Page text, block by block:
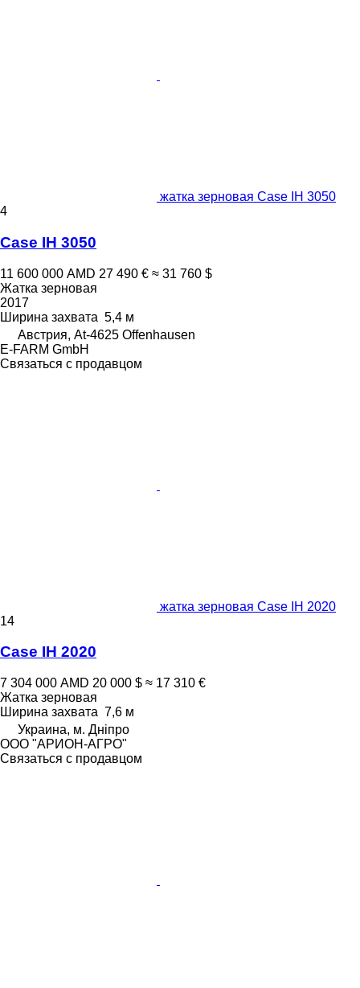
жатка зерновая Case IH 3050
4
Case IH 3050
11 600 000 AMD 27 490 € ≈ 31 760 $
Жатка зерновая
2017
Ширина захвата 5,4 м
Австрия, At-4625 Offenhausen
E-FARM GmbH
Связаться с продавцом
жатка зерновая Case IH 2020
14
Case IH 2020
7 304 000 AMD 20 000 $ ≈ 17 310 €
Жатка зерновая
Ширина захвата 7,6 м
Украина, м. Дніпро
ООО "АРИОН-АГРО"
Связаться с продавцом